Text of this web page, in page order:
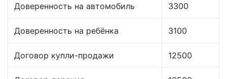
Доверенность на автомобиль 3300
Доверенность на ребёнка 3100
Договор купли-продажи 12500